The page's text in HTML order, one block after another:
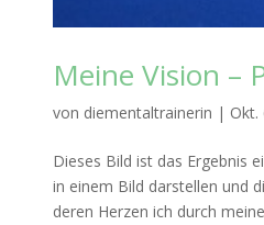
Meine Vision –
von diementaltrainerin | Okt.
Dieses Bild ist das Ergebnis
in einem Bild darstellen und
deren Herzen ich durch